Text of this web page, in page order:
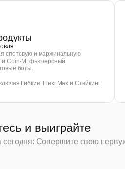
спотовую и маржинальную
и Coin-M, фьючерсный
боты.
Гибкие, Flexi Max и Стейкинг.
и выиграйте
сегодня: Совершите свою